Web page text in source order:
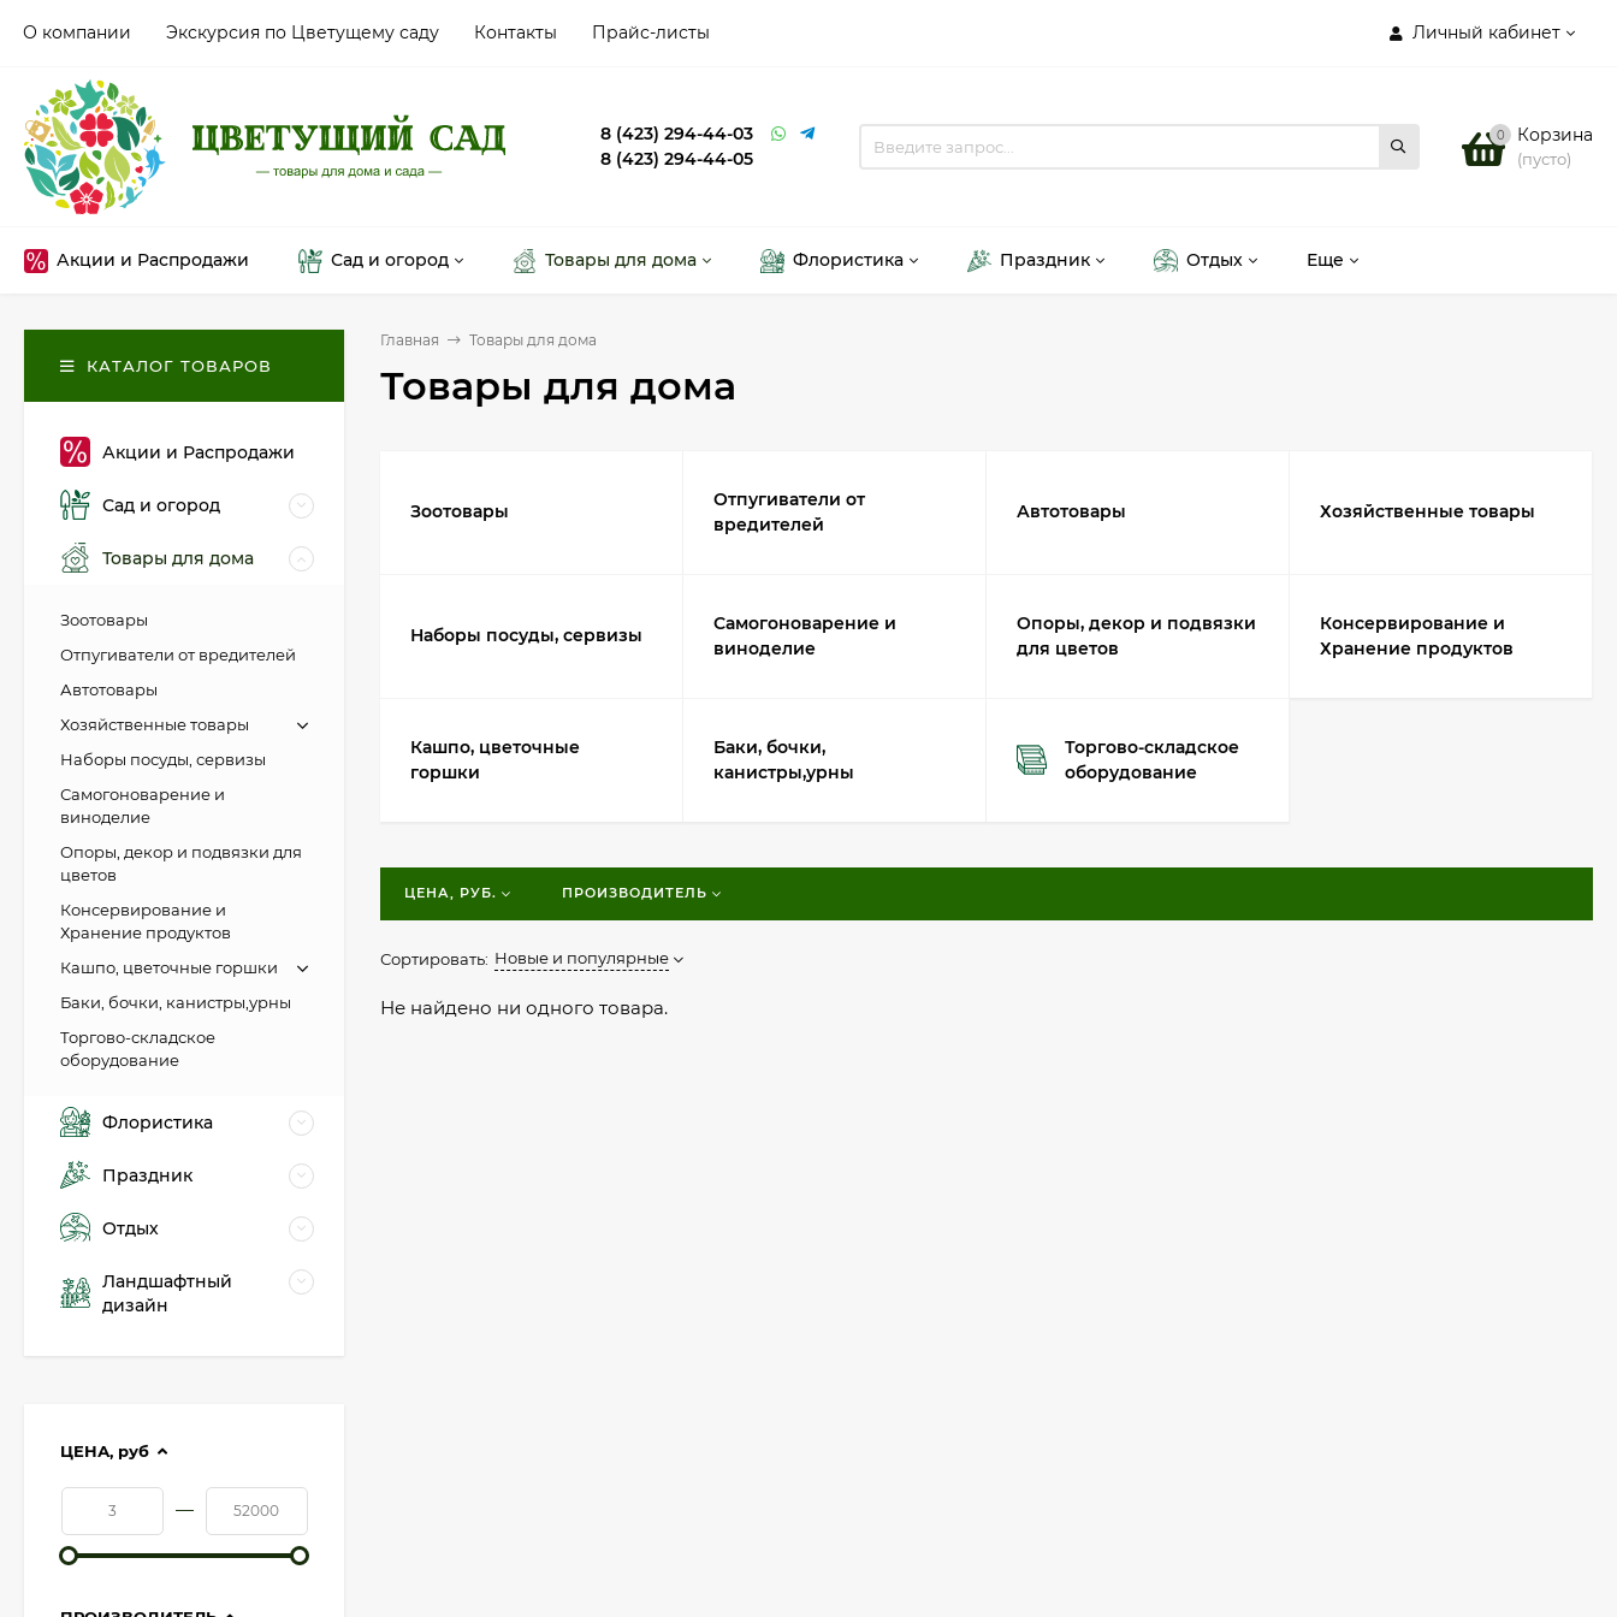
Личный кабинет
О компании Экскурсия по Цветущему саду Контакты Прайс-листы
8 (423) 294-44-03
8 (423) 294-44-05
0 Корзина
(пусто)
Акции и Распродажи Сад и огород Товары для дома Флористика Праздник Отдых Еще
Главная Товары для дома
Товары для дома
Зоотовары
Отпугиватели от
вредителей
Автотовары Хозяйственные товары
Наборы посуды, сервизы
Самогоноварение и
виноделие
Опоры, декор и подвязки
для цветов
Консервирование и
Хранение продуктов
Кашпо, цветочные
горшки
Баки, бочки,
канистры,урны
Торгово-складское
оборудование
ЦЕНА, РУБ. ПРОИЗВОДИТЕЛЬ
Сортировать: Новые и популярные
Не найдено ни одного товара.
КАТАЛОГ ТОВАРОВ
Акции и Распродажи
Сад и огород
Товары для дома
Зоотовары
Отпугиватели от вредителей
Автотовары
Хозяйственные товары
Наборы посуды, сервизы
Самогоноварение и
виноделие
Опоры, декор и подвязки для
цветов
Консервирование и
Хранение продуктов
Кашпо, цветочные горшки
Баки, бочки, канистры,урны
Торгово-складское
оборудование
Флористика
Праздник
Отдых
Ландшафтный
дизайн
ЦЕНА, руб
—